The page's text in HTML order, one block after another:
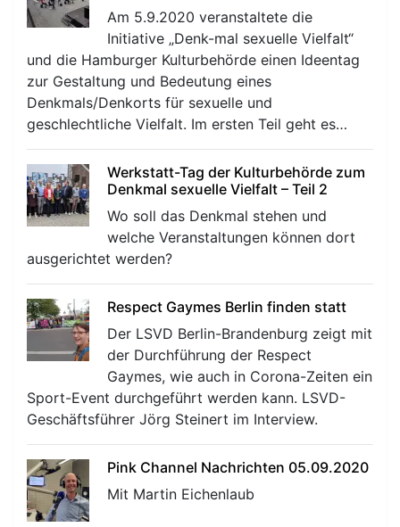
Am 5.9.2020 veranstaltete die
Initiative „Denk-mal sexuelle Vielfalt“
und die Hamburger Kulturbehörde einen Ideentag
zur Gestaltung und Bedeutung eines
Denkmals/Denkorts für sexuelle und
geschlechtliche Vielfalt. Im ersten Teil geht es…
Werkstatt-Tag der Kulturbehörde zum
Denkmal sexuelle Vielfalt – Teil 2
Wo soll das Denkmal stehen und
welche Veranstaltungen können dort
ausgerichtet werden?
Respect Gaymes Berlin finden statt
Der LSVD Berlin-Brandenburg zeigt mit
der Durchführung der Respect
Gaymes, wie auch in Corona-Zeiten ein
Sport-Event durchgeführt werden kann. LSVD-
Geschäftsführer Jörg Steinert im Interview.
Pink Channel Nachrichten 05.09.2020
Mit Martin Eichenlaub